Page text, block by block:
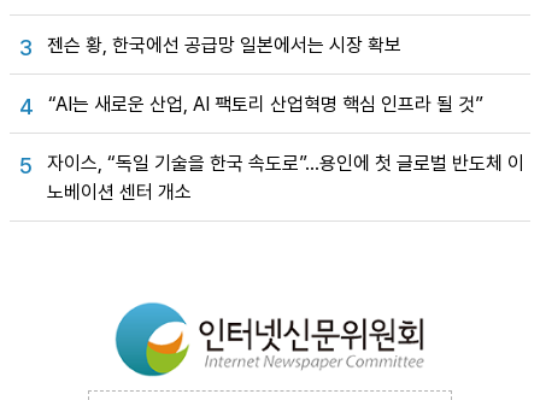
3 젠슨 황, 한국에선 공급망 일본에서는 시장 확보
4 “AI는 새로운 산업, AI 팩토리 산업혁명 핵심 인프라 될 것”
5
자이스, “독일 기술을 한국 속도로”…용인에 첫 글로벌 반도체 이
노베이션 센터 개소